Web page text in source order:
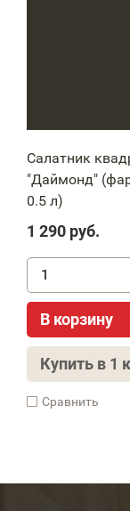
Салатник
"Даймонд"
0.5 л)
1 290 руб.
В корзину
Купить в 1
Cравнить